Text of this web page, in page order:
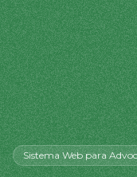
Sistema Webpara